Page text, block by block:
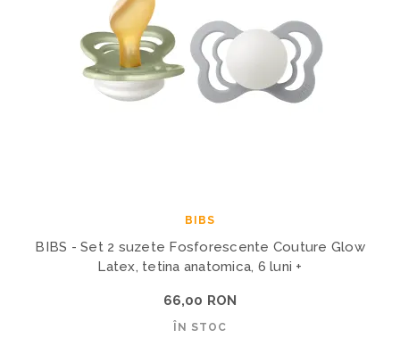
BIBS
BIBS - Set 2 suzete Fosforescente Couture Glow
Latex, tetina anatomica, 6 luni +
66,00 RON
ÎN STOC